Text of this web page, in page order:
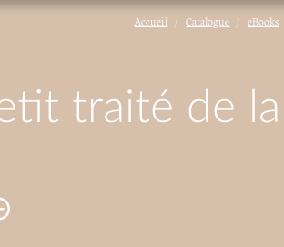
Accueil Catalogue eBooks
traité de la